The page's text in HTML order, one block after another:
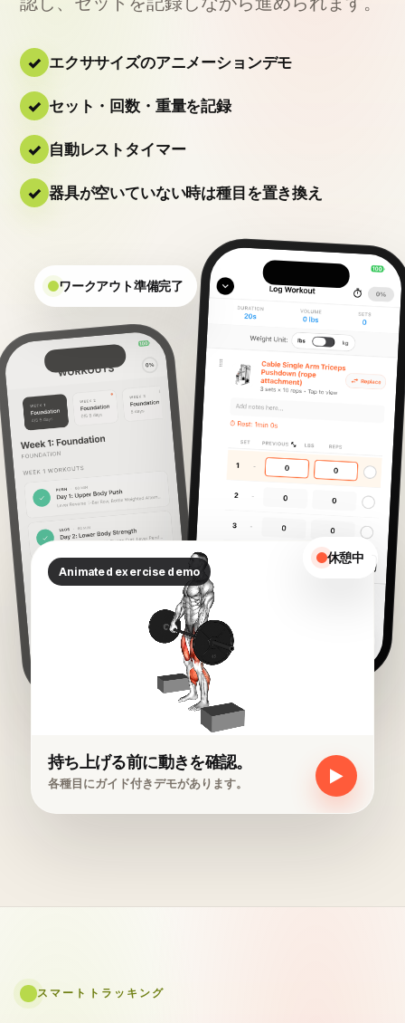
エクササイズのアニメーションデモ
セット・回数・重量を記録
自動レストタイマー
器具が空いていない時は種目を置き換え
ワークアウト準備完了
休憩中
持ち上げる前に動きを確認。
各種目にガイド付きデモがあります。 ▶
スマートトラッキング